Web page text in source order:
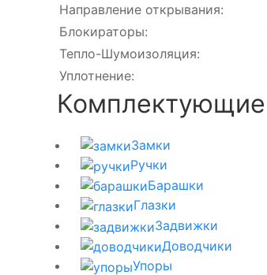
Направление открывания:
Блокираторы:
Тепло-Шумоизоляция:
Уплотнение:
Комплектующие
Замки
Ручки
Барашки
Глазки
Задвижки
Доводчики
Упоры